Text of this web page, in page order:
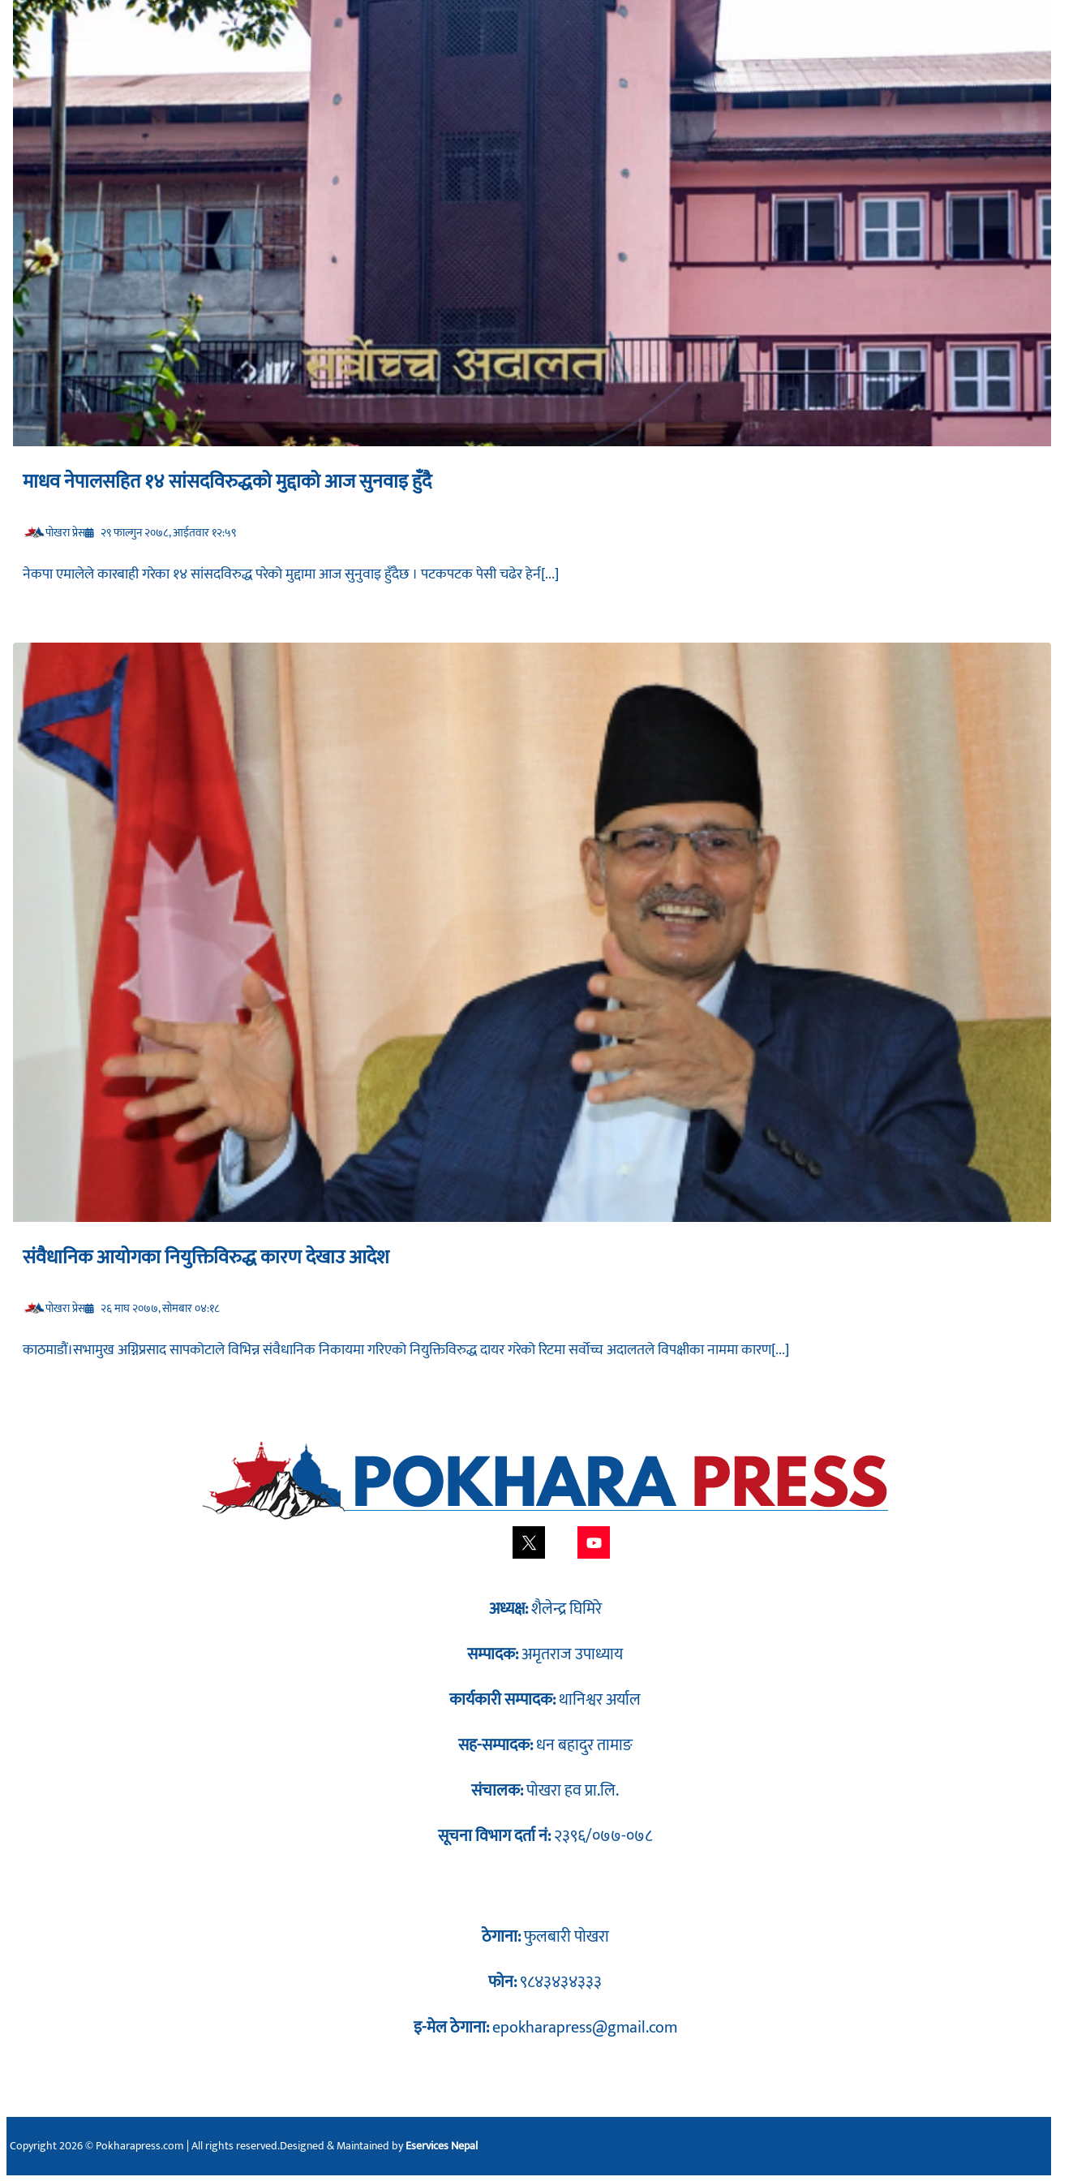
माधव नेपालसहित १४ सांसदविरुद्धको मुद्दाको आज सुनवाइ हुँदै
प‍ोखरा प्रेस २९ फाल्गुन २०७८, आईतवार १२:५९
नेकपा एमालेले कारबाही गरेका १४ सांसदविरुद्ध परेको मुद्दामा आज सुनुवाइ हुँदैछ । पटकपटक पेसी चढेर हेर्न[...]
संवैधानिक आयोगका नियुक्तिविरुद्ध कारण देखाउ आदेश
प‍ोखरा प्रेस २६ माघ २०७७, सोमबार ०४:१८
काठमाडौं।सभामुख अग्निप्रसाद सापकोटाले विभिन्न संवैधानिक निकायमा गरिएको नियुक्तिविरुद्ध दायर गरेको रिटमा सर्वोच्च अदालतले विपक्षीका नाममा कारण[...]
अध्यक्ष:शैलेन्द्र घिमिरे
सम्पादक:अमृतराज उपाध्याय
कार्यकारी सम्पादक:थानिश्वर अर्याल
सह-सम्पादक:धन बहादुर तामाङ
संचालक:पोखरा हव प्रा.लि.
सूचना विभाग दर्ता नं:२३९६/०७७-०७८
ठेगाना:फुलबारी पोखरा
फोन:९८४३४३४३३३
इ-मेल ठेगाना:epokharapress@gmail.com
Copyright 2026 © Pokharapress.com | All rights reserved.Designed & Maintained byEservices Nepal